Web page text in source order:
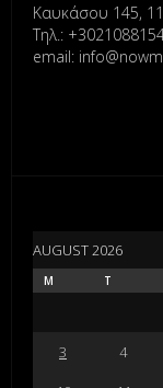
Καυκάσου 145,
Τηλ.:
email:
AUGUST 2026
M T
3
4